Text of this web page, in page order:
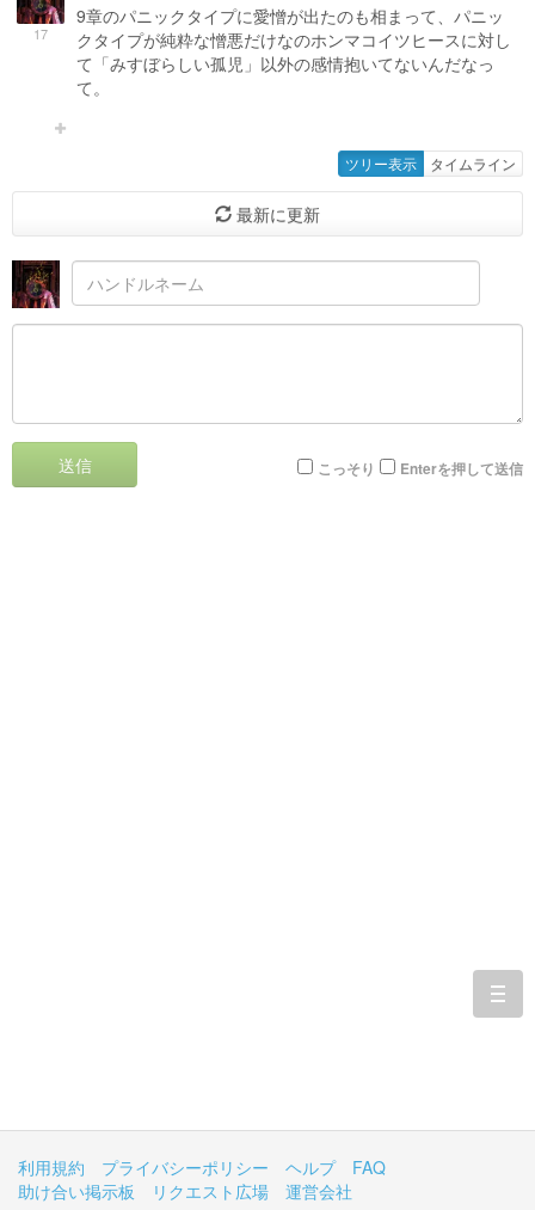
17
9章のパニックタイプに愛憎が出たのも相まって、パニッ
クタイプが純粋な憎悪だけなのホンマコイツヒースに対し
て「みすぼらしい孤児」以外の感情抱いてないんだなっ
て。
ツリー表示 タイムライン
最新に更新
送信 こっそり Enterを押して送信
利用規約 プライバシーポリシー ヘルプ
FAQ
助け合い掲示板
リクエスト広場 運営会社